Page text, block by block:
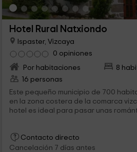
Hotel Rural Natxiondo
Ispaster, Vizcaya
0 opiniones
Por habitaciones
8
16 personas
Este pequeño municipio de 700
en la zona costera de la comarca
hotel es ideal para pasar unas
Contacto directo
Cancelación 7 días antes